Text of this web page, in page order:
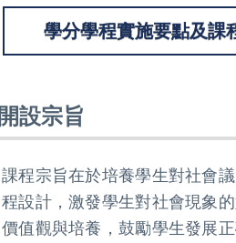
學分學程實施要點及課
開設宗旨
課程宗旨在於培養學生對社會
程設計，激發學生對社會現象
價值觀與培養，鼓勵學生發展